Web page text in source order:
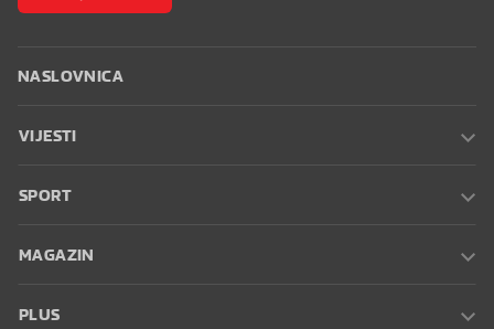
NASLOVNICA
VIJESTI
SPORT
MAGAZIN
PLUS